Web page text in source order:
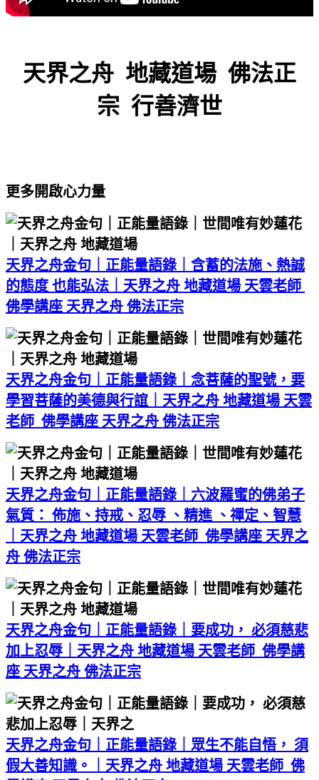
天界之舟 地藏道場 佛法正
宗 行善濟世
更多開啟心力量
天界之舟金句｜正能量語錄｜含蓄的法施、熱誠
的態度 也能弘法｜天界之舟 地藏道場 天雲老師
佛學講座 天界之舟 佛法正宗
天界之舟金句｜正能量語錄｜念菩薩的聖號，要
學習菩薩的美德與行誼｜天界之舟 地藏道場 天雲
老師 佛學講座 天界之舟 佛法正宗
天界之舟金句｜正能量語錄｜六波羅蜜的佛弟子
氣質： 佈施、持戒、忍辱 、精進 、禪定、智慧
｜天界之舟 地藏道場 天雲老師 佛學講座 天界之
舟 佛法正宗
天界之舟金句｜正能量語錄｜要成功， 必須慈悲
加上忍辱｜天界之舟 地藏道場 天雲老師 佛學講
座 天界之舟 佛法正宗
天界之舟金句｜正能量語錄｜眾生不能自悟， 須
假大善知識。｜天界之舟 地藏道場 天雲老師 佛